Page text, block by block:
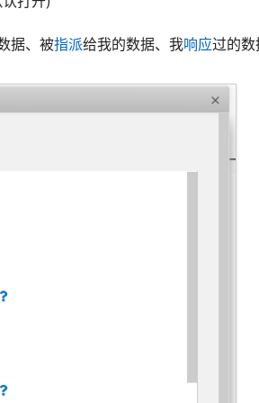
据、被指派给我的数据、我响应过的